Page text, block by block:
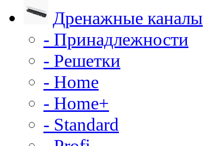
Дренажные каналы
- Принадлежности
- Решетки
- Home
- Home+
- Standard